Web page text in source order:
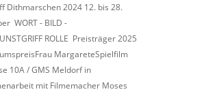
Dithmarschen 2024 12. bis 28.
WORT - BILD -
ROLLE Preisträger 2025
MargareteSpielfilm
10A / GMS Meldorf in
mit Filmemacher Moses